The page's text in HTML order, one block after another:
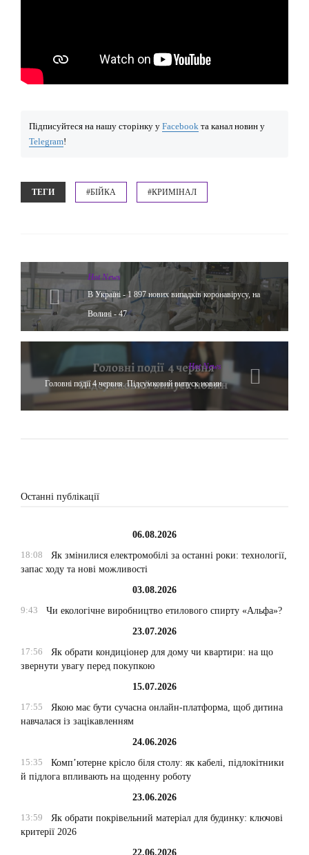
Підписуйтеся на нашу сторінку у Facebook та канал новин у
Telegram!
ТЕГИ #БІЙКА #КРИМІНАЛ
Hot News
В Україні - 1 897 нових випадків коронавірусу, на
Волині - 47
Hot News
Головні події 4 червня. Підсумковий випуск новин
Останні публікації
06.08.2026
18:08
Як змінилися електромобілі за останні роки: технології,
запас ходу та нові можливості
03.08.2026
9:43
Чи екологічне виробництво етилового спирту «Альфа»?
23.07.2026
17:56
Як обрати кондиціонер для дому чи квартири: на що
звернути увагу перед покупкою
15.07.2026
17:55
Якою має бути сучасна онлайн-платформа, щоб дитина
навчалася із зацікавленням
24.06.2026
15:35
Комп’ютерне крісло біля столу: як кабелі, підлокітники
й підлога впливають на щоденну роботу
23.06.2026
13:59
Як обрати покрівельний матеріал для будинку: ключові
критерії 2026
22.06.2026